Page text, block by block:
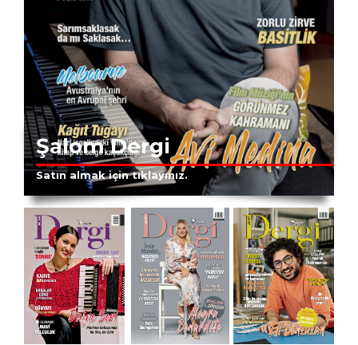
Şalom Dergi
Satın almak için tıklayınız.